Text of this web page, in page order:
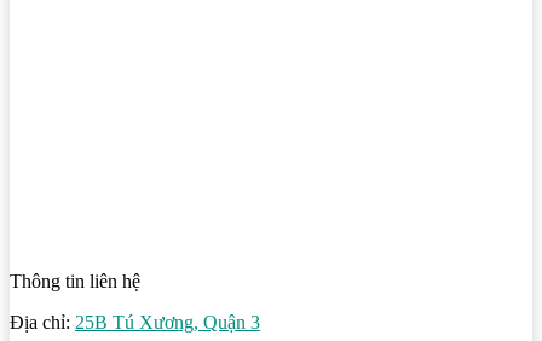
Thông tin liên hệ
Địa chỉ: 25B Tú Xương, Quận 3